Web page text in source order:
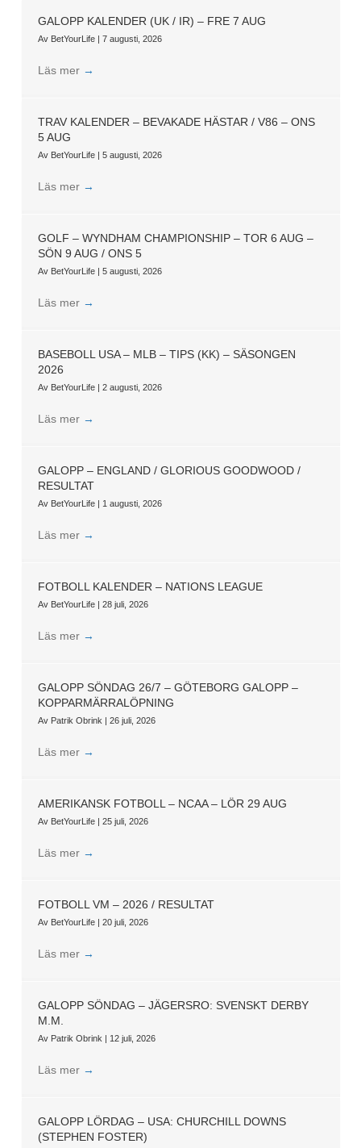
GALOPP KALENDER (UK / IR) – FRE 7 AUG
Av BetYourLife | 7 augusti, 2026
Läs mer →
TRAV KALENDER – BEVAKADE HÄSTAR / V86 – ONS
5 AUG
Av BetYourLife | 5 augusti, 2026
Läs mer →
GOLF – WYNDHAM CHAMPIONSHIP – TOR 6 AUG –
SÖN 9 AUG / ONS 5
Av BetYourLife | 5 augusti, 2026
Läs mer →
BASEBOLL USA – MLB – TIPS (KK) – SÄSONGEN
2026
Av BetYourLife | 2 augusti, 2026
Läs mer →
GALOPP – ENGLAND / GLORIOUS GOODWOOD /
RESULTAT
Av BetYourLife | 1 augusti, 2026
Läs mer →
FOTBOLL KALENDER – NATIONS LEAGUE
Av BetYourLife | 28 juli, 2026
Läs mer →
GALOPP SÖNDAG 26/7 – GÖTEBORG GALOPP –
KOPPARMÄRRALÖPNING
Av Patrik Obrink | 26 juli, 2026
Läs mer →
AMERIKANSK FOTBOLL – NCAA – LÖR 29 AUG
Av BetYourLife | 25 juli, 2026
Läs mer →
FOTBOLL VM – 2026 / RESULTAT
Av BetYourLife | 20 juli, 2026
Läs mer →
GALOPP SÖNDAG – JÄGERSRO: SVENSKT DERBY
M.M.
Av Patrik Obrink | 12 juli, 2026
Läs mer →
GALOPP LÖRDAG – USA: CHURCHILL DOWNS
(STEPHEN FOSTER)